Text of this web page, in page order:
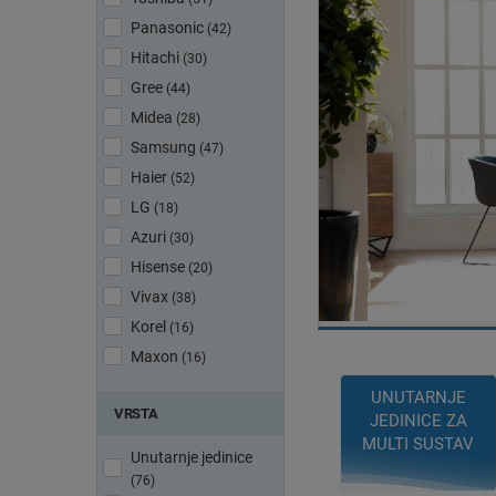
Panasonic (42)
Hitachi (30)
Gree (44)
Midea (28)
Samsung (47)
Haier (52)
LG (18)
Azuri (30)
Hisense (20)
Vivax (38)
Korel (16)
Maxon (16)
VRSTA
Unutarnje jedinice
(76)
UNUTARNJE
JEDINICE ZA
MULTI SUSTAV